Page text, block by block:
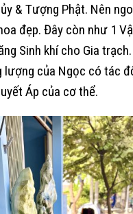
& Tượng Phật. Nên
đẹp. Đây còn như 1
Sinh khí cho Gia
lượng của Ngọc có tác
Áp của cơ thể.